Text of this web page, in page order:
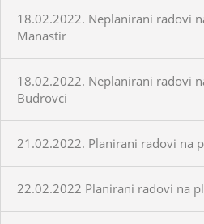
18.02.2022. Neplanirani radovi
Manastir
18.02.2022. Neplanirani radovi
Budrovci
21.02.2022. Planirani radovi na
22.02.2022 Planirani radovi na